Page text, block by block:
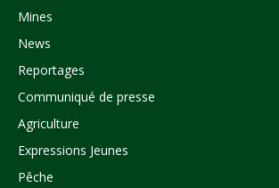
Mines
News
Reportages
Communiqué de presse
Agriculture
Expressions Jeunes
Pêche